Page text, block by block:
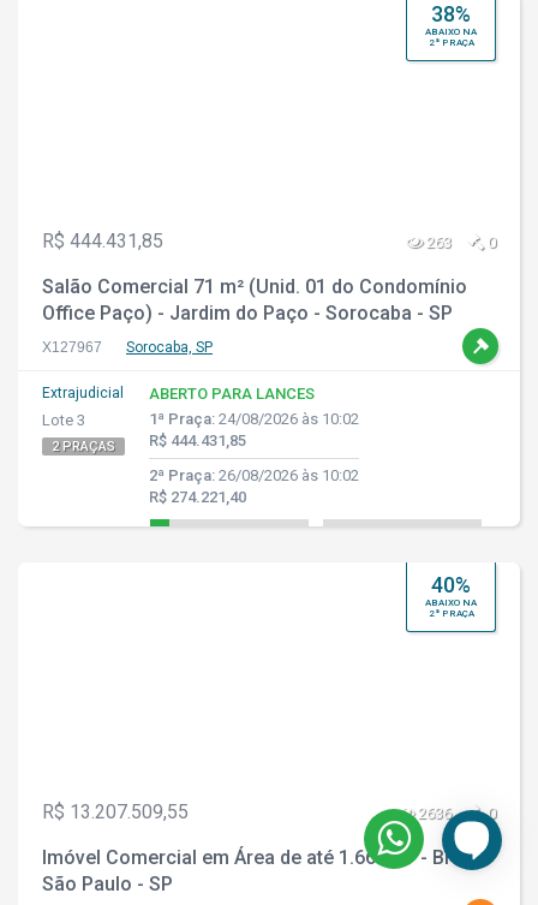
38%
ABAIXO NA
2ª PRAÇA
R$ 444.431,85 263 0
Salão Comercial 71 m² (Unid. 01 do Condomínio
Office Paço) - Jardim do Paço - Sorocaba - SP
X127967 Sorocaba, SP
Extrajudicial
Lote 3
2 PRAÇAS
ABERTO PARA LANCES
1ª Praça: 24/08/2026 às 10:02
R$ 444.431,85
2ª Praça: 26/08/2026 às 10:02
R$ 274.221,40
40%
ABAIXO NA
2ª PRAÇA
R$ 13.207.509,55 2636 0
Imóvel Comercial em Área de até 1.669 m² - Brás -
São Paulo - SP